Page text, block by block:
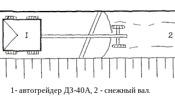
1- автогрейдер ДЗ-40А, 2 - снежный вал.